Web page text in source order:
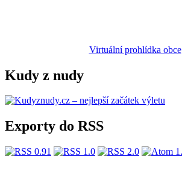
Virtuální prohlídka obce
Kudy z nudy
Exporty do RSS